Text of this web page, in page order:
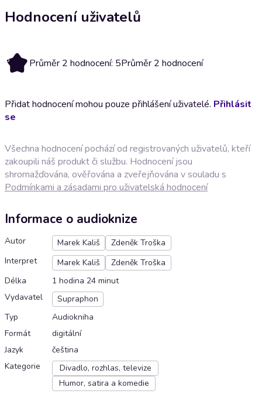
Hodnocení uživatelů
5 Průměr 2 hodnocení: 5Průměr 2 hodnocení
Přidat hodnocení mohou pouze přihlášení uživatelé. Přihlásit
se
Všechna hodnocení pochází od registrovaných uživatelů, kteří
zakoupili náš produkt či službu. Hodnocení jsou
shromažďována, ověřována a zveřejňována v souladu s
Podmínkami a zásadami pro uživatelská hodnocení
Informace o audioknize
Autor Marek Kališ
Zdeněk Troška
Interpret
Marek Kališ
Zdeněk Troška
Délka
1 hodina 24 minut
Vydavatel
Supraphon
Typ
Audiokniha
Formát
digitální
Jazyk
čeština
Kategorie
Divadlo, rozhlas, televize
Humor, satira a komedie